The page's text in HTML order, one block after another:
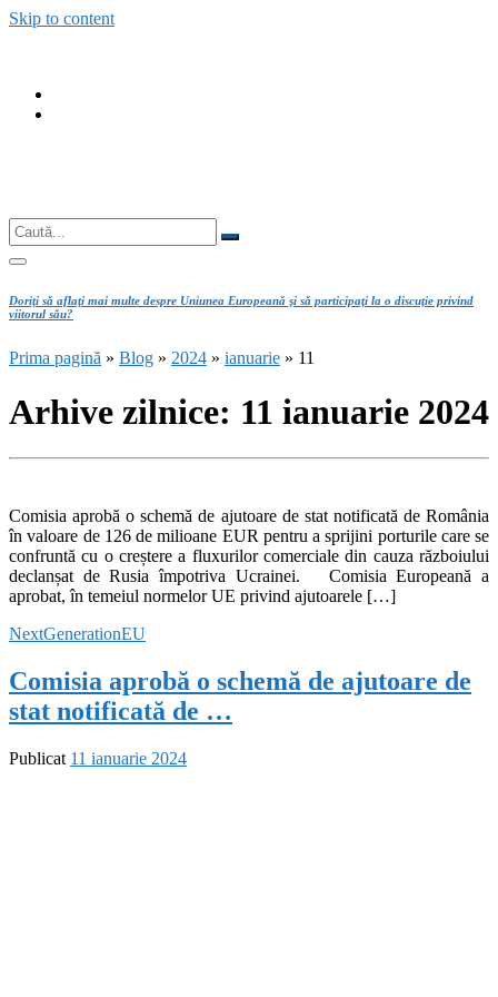
Skip to content
Căutare
Caută...
Doriţi să aflaţi mai multe despre Uniunea Europeană şi să participaţi la o discuţie privind
viitorul său?
Prima pagină » Blog » 2024 » ianuarie » 11
Arhive zilnice: 11 ianuarie 2024
Comisia aprobă o schemă de ajutoare de stat notificată de România
în valoare de 126 de milioane EUR pentru a sprijini porturile care se
confruntă cu o creștere a fluxurilor comerciale din cauza războiului
declanșat de Rusia împotriva Ucrainei. Comisia Europeană a
aprobat, în temeiul normelor UE privind ajutoarele […]
NextGenerationEU
Comisia aprobă o schemă de ajutoare de
stat notificată de …
Publicat 11 ianuarie 2024